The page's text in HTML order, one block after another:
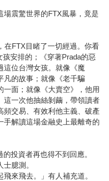
場震驚世界的FTX風暴，竟是
在FTX目睹了一切經過。你看
安排的；《穿著Prada的惡
這位台灣女孩。就像《魔
凡的故事；就像《老千騙
一面；就像《大賣空》，他用
這一次他抽絲剝繭，帶領讀者
頻交易、有效利他主義、破產
手解讀這場金融史上最離奇的
投資者再也得不到回應。
臆測。
飛來飛去。」有人補充道。